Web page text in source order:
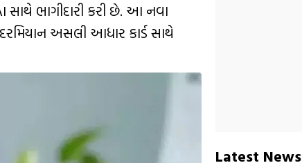
ભાગીદારી કરી છે. આ નવા
અસલી આધાર કાર્ડ સાથે
Latest News